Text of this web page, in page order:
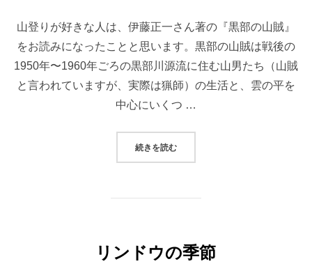
山登りが好きな人は、伊藤正一さん著の『黒部の山賊』
をお読みになったことと思います。黒部の山賊は戦後の
1950年〜1960年ごろの黒部川源流に住む山男たち（山賊
と言われていますが、実際は猟師）の生活と、雲の平を
中心にいくつ …
続きを読む“黒部川原流の「カベッケが原」”
リンドウの季節